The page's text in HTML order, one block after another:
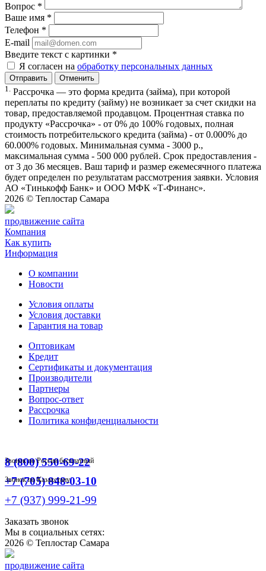
Вопрос *
Ваше имя *
Телефон *
E-mail
Введите текст с картинки *
Я согласен на обработку персональных данных
Отменить
1.
Рассрочка — это форма кредита (займа), при которой
переплаты по кредиту (займу) не возникает за счет скидки на
товар, предоставляемой продавцом. Процентная ставка по
продукту «Рассрочка» - от 0% до 100% годовых, полная
стоимость потребительского кредита (займа) - от 0.000% до
60.000% годовых. Минимальная сумма - 3000 р.,
максимальная сумма - 500 000 рублей. Срок предоставления -
от 3 до 36 месяцев. Ваш тариф и размер ежемесячного платежа
будет определен по результатам рассмотрения заявки. Условия
АО «Тинькофф Банк» и ООО МФК «Т-Финанс».
2026 © Теплостар Самара
продвижение сайта
Компания
Как купить
Информация
О компании
Новости
Условия оплаты
Условия доставки
Гарантия на товар
Оптовикам
Кредит
Сертификаты и документация
Производители
Партнеры
Вопрос-ответ
Рассрочка
Политика конфиденциальности
8 (800) 550-69-22
Звонок по России бесплатный
+7 (705) 848-03-10
Звонок по Казахстану
+7 (937) 999-21-99
Заказать звонок
Мы в социальных сетях:
2026 © Теплостар Самара
продвижение сайта